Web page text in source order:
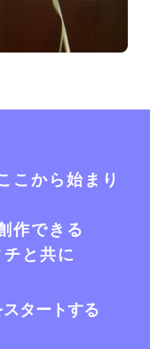
こから始まり
作できる
と共に
タートする